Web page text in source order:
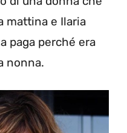
mattina e Ilaria
paga perché era
nonna.